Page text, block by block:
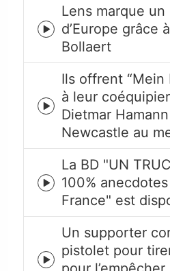
Episode
play
icon
Lens marque
d’Europe grâce
Bollaert
Episode
play
icon
Ils offrent “Mein
à leur
Dietmar
Newcastle au
Episode
play
icon
La BD "UN
100%
France" est
Episode
Un supporter
pistolet pour